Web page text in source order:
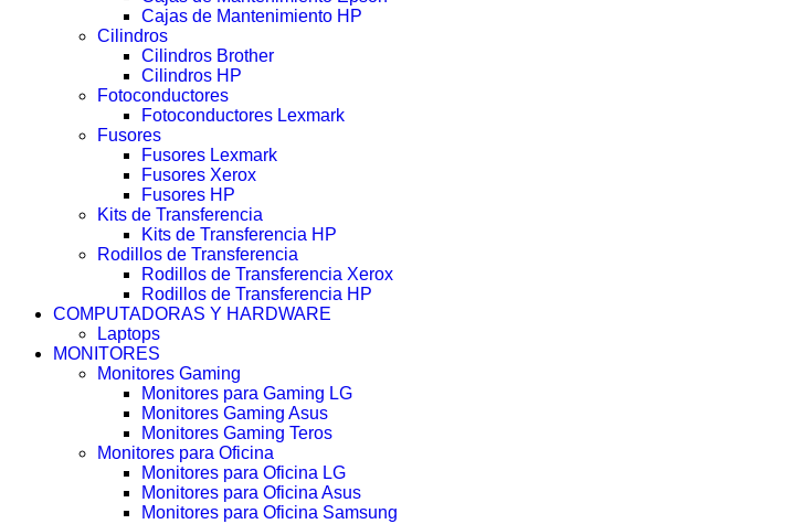
Cajas de Mantenimiento HP
Cilindros
Cilindros Brother
Cilindros HP
Fotoconductores
Fotoconductores Lexmark
Fusores
Fusores Lexmark
Fusores Xerox
Fusores HP
Kits de Transferencia
Kits de Transferencia HP
Rodillos de Transferencia
Rodillos de Transferencia Xerox
Rodillos de Transferencia HP
COMPUTADORAS Y HARDWARE
Laptops
MONITORES
Monitores Gaming
Monitores para Gaming LG
Monitores Gaming Asus
Monitores Gaming Teros
Monitores para Oficina
Monitores para Oficina LG
Monitores para Oficina Asus
Monitores para Oficina Samsung